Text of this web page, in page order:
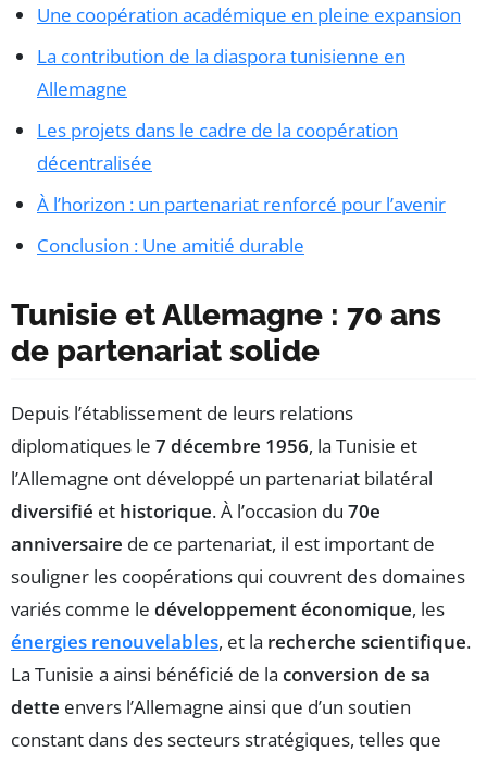
Une coopération académique en pleine expansion
La contribution de la diaspora tunisienne en
Allemagne
Les projets dans le cadre de la coopération
décentralisée
À l’horizon : un partenariat renforcé pour l’avenir
Conclusion : Une amitié durable
Tunisie et Allemagne : 70 ans
de partenariat solide
Depuis l’établissement de leurs relations
diplomatiques le 7 décembre 1956, la Tunisie et
l’Allemagne ont développé un partenariat bilatéral
diversifié et historique. À l’occasion du 70e
anniversaire de ce partenariat, il est important de
souligner les coopérations qui couvrent des domaines
variés comme le développement économique, les
énergies renouvelables, et la recherche scientifique.
La Tunisie a ainsi bénéficié de la conversion de sa
dette envers l’Allemagne ainsi que d’un soutien
constant dans des secteurs stratégiques, telles que